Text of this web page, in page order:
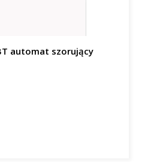
automat szorujący